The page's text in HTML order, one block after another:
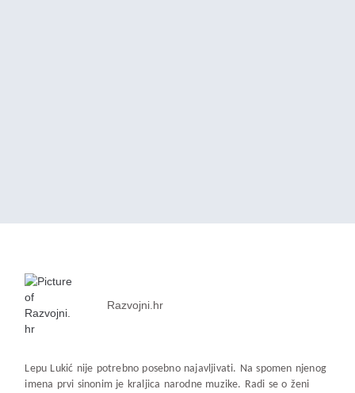
Razvojni.hr
Lepu Lukić nije potrebno posebno najavljivati. Na spomen njenog
imena prvi sinonim je kraljica narodne muzike. Radi se o ženi